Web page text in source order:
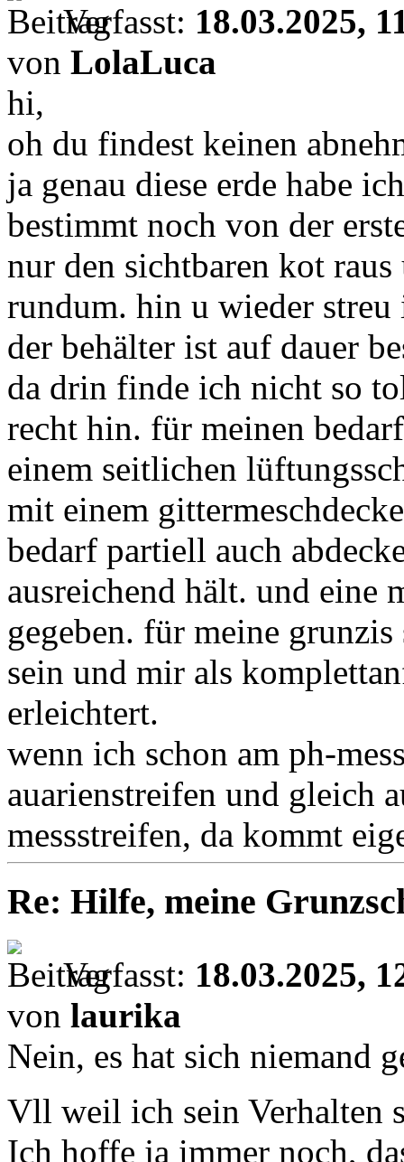
Verfasst: 18.03.2025,
von LolaLuca
hi,
oh du findest keinen
ja genau diese erde habe
bestimmt noch von der
nur den sichtbaren kot
rundum. hin u wieder
der behälter ist auf dauer
da drin finde ich nicht so
recht hin. für meinen
einem seitlichen
mit einem
bedarf partiell auch
ausreichend hält. und
gegeben. für meine
sein und mir als
erleichtert.
wenn ich schon am ph-
auarienstreifen und gleich
messstreifen, da kommt
Re: Hilfe, meine
Verfasst: 18.03.2025,
von laurika
Nein, es hat sich niemand
Vll weil ich sein Verhalten
Ich hoffe ja immer noch,